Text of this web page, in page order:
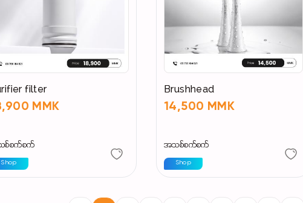
filter
MMK
စ်စက်စက်
Shop
Brushhead
14,500 MMK
အသစ်စက်စက်
Shop